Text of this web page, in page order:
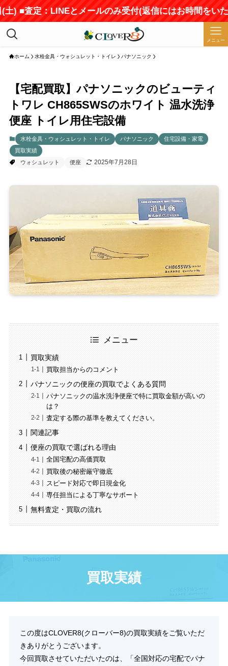
定：LINEとメールのみ受付(返信にはお時間をいただき
メニュー
ホーム 水栓金具・ウォシュレット・トイレ パナソニック
【宅配買取】パナソニックのビューティ
トワレ CH865SWSのホワイト 温水洗浄
便座 トイレ用住宅設備
水栓金具・ウォシュレット・トイレ パナソニック
住宅設備・家電
買取実績
ウォシュレット
便座 2025年7月28日
メニュー
買取実績
買取担当からのコメント
パナソニックの便座の買取でよくある質問
パナソニックの温水洗浄便座で特に買取金額が高いの
は？
査定する際の基準を教えてください。
関連記事
便座の買取で選ばれる理由
全国宅配の高価買取
買取後の秘密厳守徹底
スピード対応で即日現金化
専任担当による丁寧なサポート
無料査定・買取の流れ
買取実績
この度はCLOVER8(クローバー8)の買取実績をご覧いただ
きありがとうございます。
今回買取させていただいたのは、「全国対応の宅配でパナ